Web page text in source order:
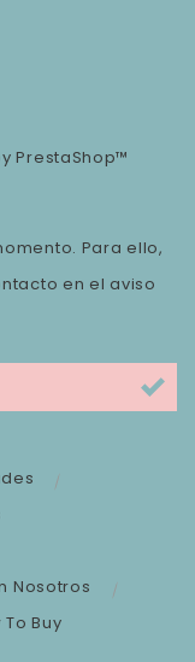
PrestaShop™
Para ello,
en el aviso
Nosotros
To Buy